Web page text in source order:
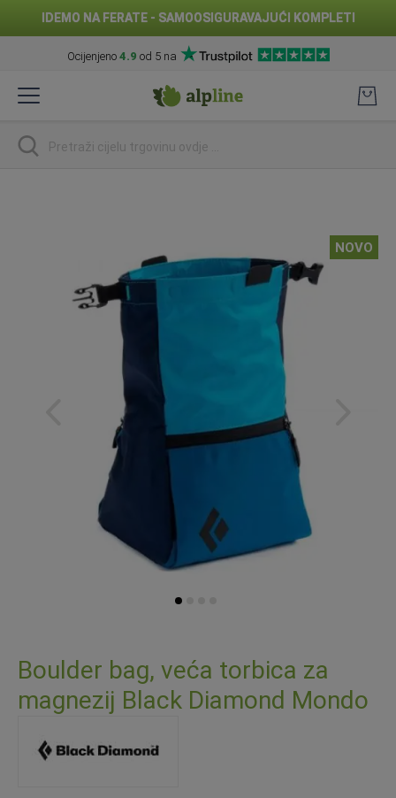
IDEMO NA FERATE - SAMOOSIGURAVAJUĆI KOMPLETI
Ocijenjeno 4.9 od 5 na
na
traži
NOVO
to
the
beginning
images
Boulder bag, veća torbica za
magnezij Black Diamond Mondo